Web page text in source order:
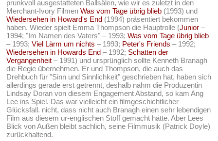
prunkvoll ausgestatteten Ballsälen, wie wir es zuletzt in den
Merchant-Ivory FilmenWas vom Tage übrig blieb (1993) und
Wiedersehen in Howard's End (1994) präsentiert bekommen
haben. Wieder spielt Emma Thompson die Hauptrolle (Junior –
1994; "Im Namen des Vaters" – 1993;Was vom Tage übrig blieb
– 1993;Viel Lärm um nichts – 1993; Peter's Friends – 1992;
Wiedersehen in Howards End – 1992; Schatten der
Vergangenheit – 1991) und ursprünglich sollte Kenneth Branagh
die Regie übernehmen. Er und Thompson, die auch das
Drehbuch für "Sinn und Sinnlichkeit" geschrieben hat, haben sich
allerdings gerade erst getrennt, deshalb nahm die Produzentin
Lindsay Doran von diesem Engagement Abstand, so kam Ang
Lee ins Spiel. Das war vielleicht ein filmgeschichtlicher
Glücksfall. nicht, dass nicht auch Branagh einen sehr lebendigen
Film aus diesem ur-englischen Stoff gemacht hätte. Aber Lees
Blick von Außen bleibt sachlich, seine Filmmusik (Patrick Doyle)
zurückhaltend.